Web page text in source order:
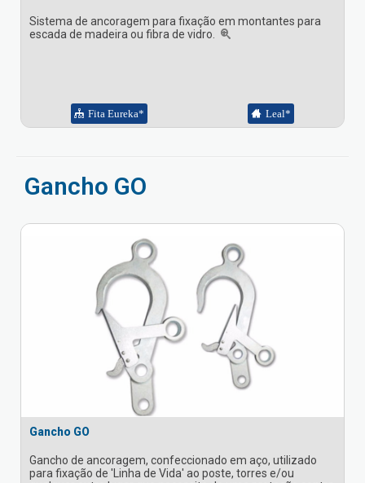
Sistema de ancoragem para fixação em montantes para
escada de madeira ou fibra de vidro.
Fita Eureka* Leal*
Gancho GO
Gancho GO
Gancho de ancoragem, confeccionado em aço, utilizado
para fixação de 'Linha de Vida' ao poste, torres e/ou